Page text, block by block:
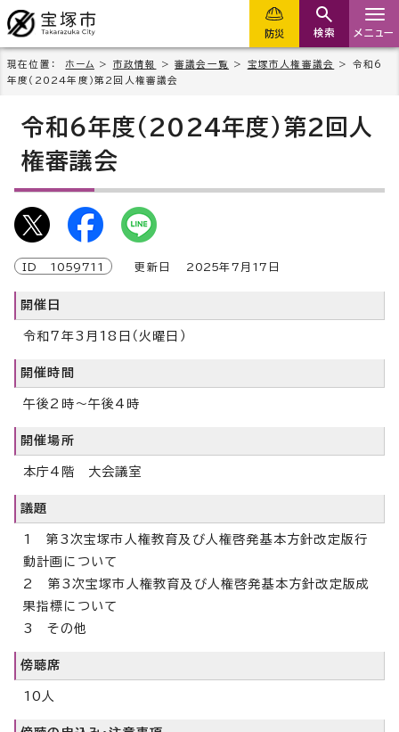
防災 検索 メニュー
現在位置： ホーム > 市政情報 >審議会一覧 > 宝塚市人権審議会
> 令和6
年度（2024年度）第2回人権審議会
令和6年度（2024年度）第2回人
権審議会
ID 1059711 更新日 2025年7月 17 日
開催日
令和7年3月18日（火曜日）
開催時間
午後2時～午後4時
開催場所
本庁4階 大会議室
議題
1 第3次宝塚市人権教育及び人権啓発基本方針改定版行
動計画について
2 第3次宝塚市人権教育及び人権啓発基本方針改定版成
果指標について
3 その他
傍聴席
10人